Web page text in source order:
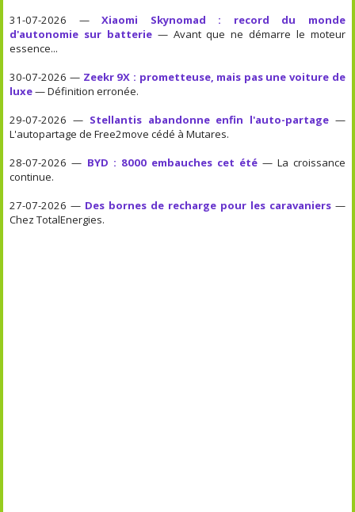
31-07-2026 —Xiaomi Skynomad : record du monde
d'autonomie sur batterie — Avant que ne démarre le moteur
essence...
30-07-2026 — Zeekr 9X : prometteuse, mais pas une voiture de
luxe— Définition erronée.
29-07-2026 — Stellantis abandonne enfin l'auto-partage—
L'autopartage de Free2move cédé à Mutares.
28-07-2026 — BYD : 8000 embauches cet été— La croissance
continue.
27-07-2026 — Des bornes de recharge pour les caravaniers—
Chez TotalEnergies.